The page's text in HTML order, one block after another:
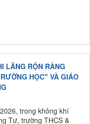
LĂNG RỘN RÀNG
HỌC" VÀ GIÁO
trong không khí
Tư, trường THCS &